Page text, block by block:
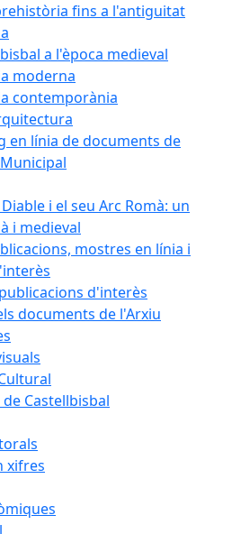
fins a l'antiguitat
a l'època medieval
moderna
contemporània
en línia de documents de
i el seu Arc Romà: un
i medieval
mostres en línia i
d'interès
documents de l'Arxiu
Castellbisbal
xifres